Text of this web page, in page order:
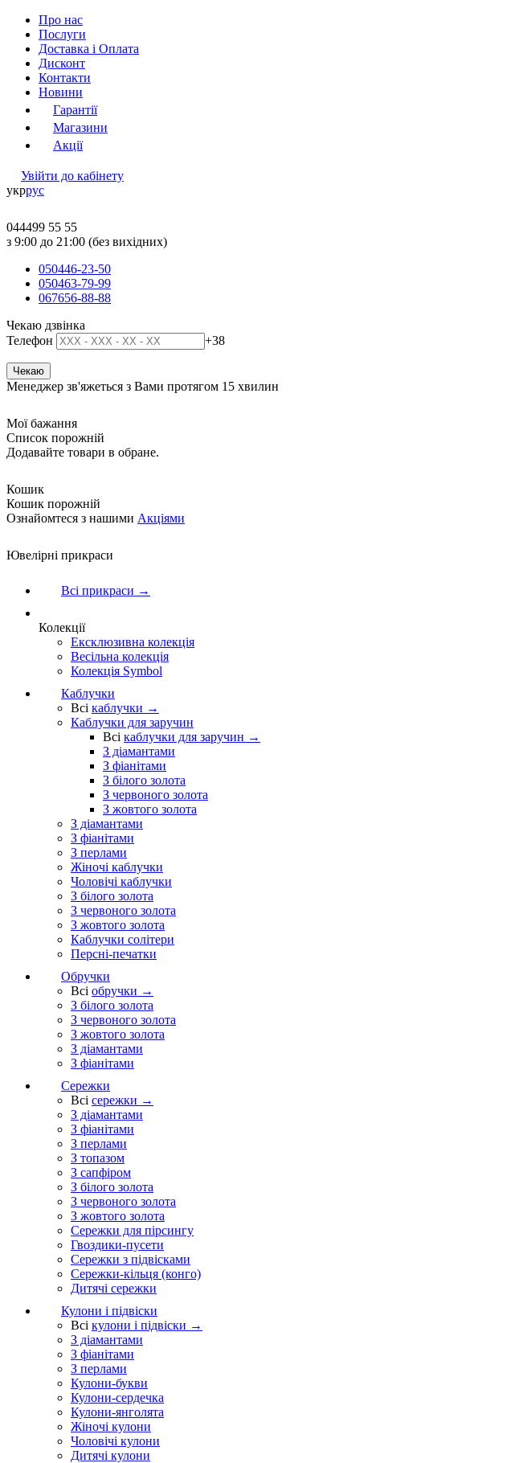
Про нас
Послуги
Доставка і Оплата
Дисконт
Контакти
Новини
Гарантії
Магазини
Акції
Увійти до кабінету
укррус
044499 55 55
з 9:00 до 21:00 (без вихідних)
050446-23-50
050463-79-99
067656-88-88
Чекаю дзвінка
Телефон
+38
Менеджер зв'яжеться з Вами протягом 15 хвилин
Мої бажання
Список порожній
Додавайте товари в обране.
Кошик
Кошик порожній
Ознайомтеся з нашими Акціями
Ювелірні прикраси
Всі прикраси →
Колекції
Ексклюзивна колекція
Весільна колекція
Колекція Symbol
Каблучки
Всі каблучки →
Каблучки для заручин
Всі каблучки для заручин →
З діамантами
З фіанітами
З білого золота
З червоного золота
З жовтого золота
З діамантами
З фіанітами
З перлами
Жіночі каблучки
Чоловічі каблучки
З білого золота
З червоного золота
З жовтого золота
Каблучки солітери
Персні-печатки
Обручки
Всі обручки →
З білого золота
З червоного золота
З жовтого золота
З діамантами
З фіанітами
Сережки
Всі сережки →
З діамантами
З фіанітами
З перлами
З топазом
З сапфіром
З білого золота
З червоного золота
З жовтого золота
Сережки для пірсингу
Гвоздики-пусети
Сережки з підвісками
Сережки-кільця (конго)
Дитячі сережки
Кулони і підвіски
Всі кулони і підвіски →
З діамантами
З фіанітами
З перлами
Кулони-букви
Кулони-сердечка
Кулони-янголята
Жіночі кулони
Чоловічі кулони
Дитячі кулони